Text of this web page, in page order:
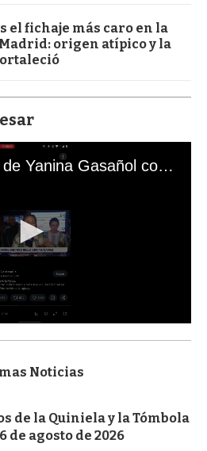
el fichaje más caro en la
origen atípico y la
El mal momento de Yanina Gasañol con un hincha argentino en "Subrayado"
Noticias
de la Quiniela y la Tómbola
de agosto de 2026